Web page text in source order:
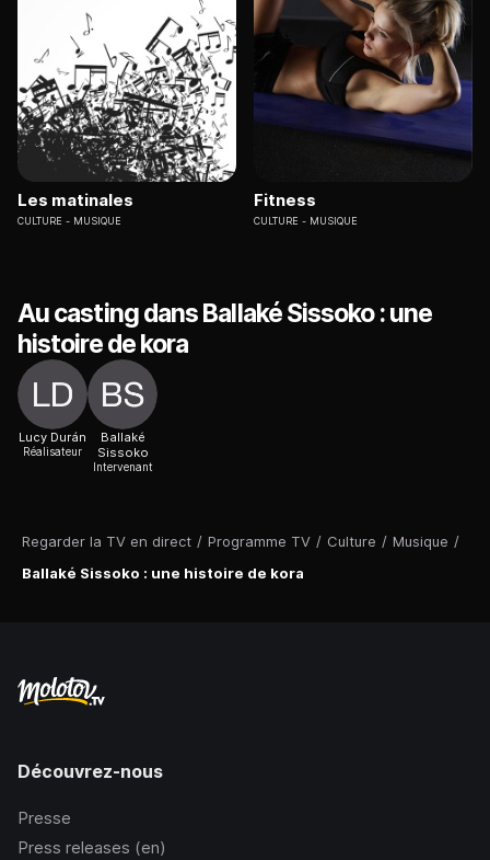
Regarder la TV en direct / Programme TV / Culture / Musique /
Ballaké Sissoko : une histoire de kora
Les matinales
CULTURE MUSIQUE
Fitness
CULTURE MUSIQUE
Au casting dans Ballaké Sissoko : une
histoire de kora
Lucy Durán
Réalisateur
Ballaké
Sissoko
Intervenant
Découvrez-nous
Presse
Press releases (en)